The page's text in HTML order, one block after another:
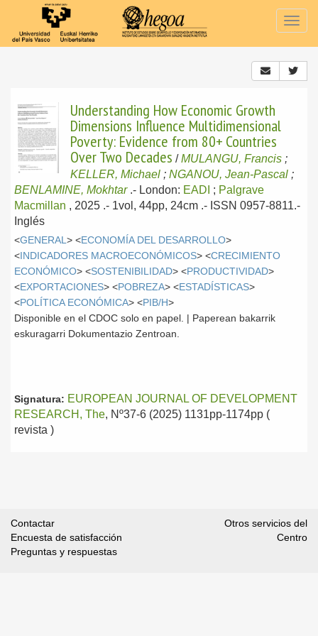
Understanding How Economic Growth
Dimensions Influence Multidimensional
Poverty: Evidence from 80+ Countries
Over Two Decades /MULANGU, Francis ;
KELLER, Michael ; NGANOU, Jean-Pascal ;
BENLAMINE, Mokhtar .- London: EADI ; Palgrave
Macmillan , 2025 .- 1vol, 44pp, 24cm .- ISSN 0957-8811.-
Inglés
<GENERAL > <ECONOMÍA DEL DESARROLLO>
<INDICADORES MACROECONÓMICOS> <CRECIMIENTO
ECONÓMICO> <SOSTENIBILIDAD> <PRODUCTIVIDAD>
<EXPORTACIONES> <POBREZA> <ESTADÍSTICAS>
<POLÍTICA ECONÓMICA> <PIB/H>
Disponible en el CDOC solo en papel. | Paperean bakarrik
eskuragarri Dokumentazio Zentroan.
Signatura: EUROPEAN JOURNAL OF DEVELOPMENT
RESEARCH, The, Nº37-6 (2025) 1131pp-1174pp (
revista )
Contactar
Encuesta de satisfacción
Preguntas y respuestas
Otros servicios del
Centro